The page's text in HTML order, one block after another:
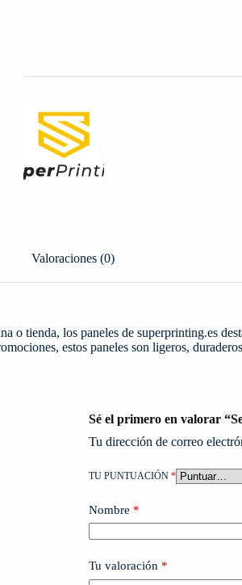
Valoraciones (0)
o tienda, los paneles de superprinting.es
estos paneles son ligeros,
Sé el primero en valorar
Tu dirección de correo
TU PUNTUACIÓN *
Nombre *
Tu valoración *